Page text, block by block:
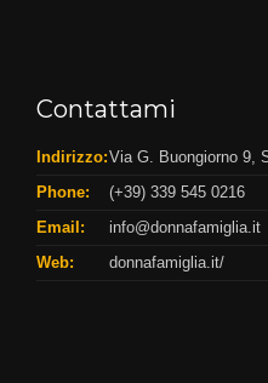
Contattami
Indirizzo:Via G. Buongiorno 9,
Phone:
(+39) 339 545 0216
Email:
info@donnafamiglia.it
Web:
donnafamiglia.it/